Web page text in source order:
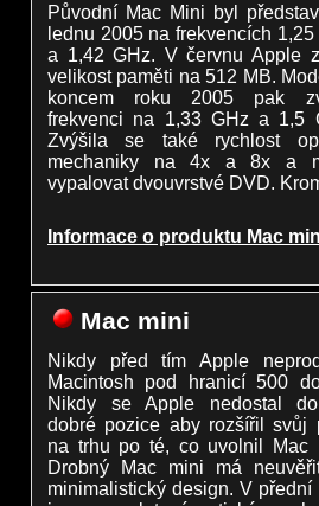
Původní Mac Mini byl
lednu 2005 na frekvencích 1,25
a 1,42 GHz. V červnu Apple
velikost paměti na 512 MB.
koncem roku 2005 pak
frekvenci na 1,33 GHz a 1,5
Zvýšila se také rychlost
mechaniky na 4x a 8x a
vypalovat dvouvrstvé DVD.
Informace o produktu Mac
Mac mini
Nikdy před tím Apple
Macintosh pod hranicí 500
Nikdy se Apple nedostal
dobré pozice aby rozšířil svůj
na trhu po té, co uvolnil Mac
Drobný Mac mini má
minimalistický design. V přední